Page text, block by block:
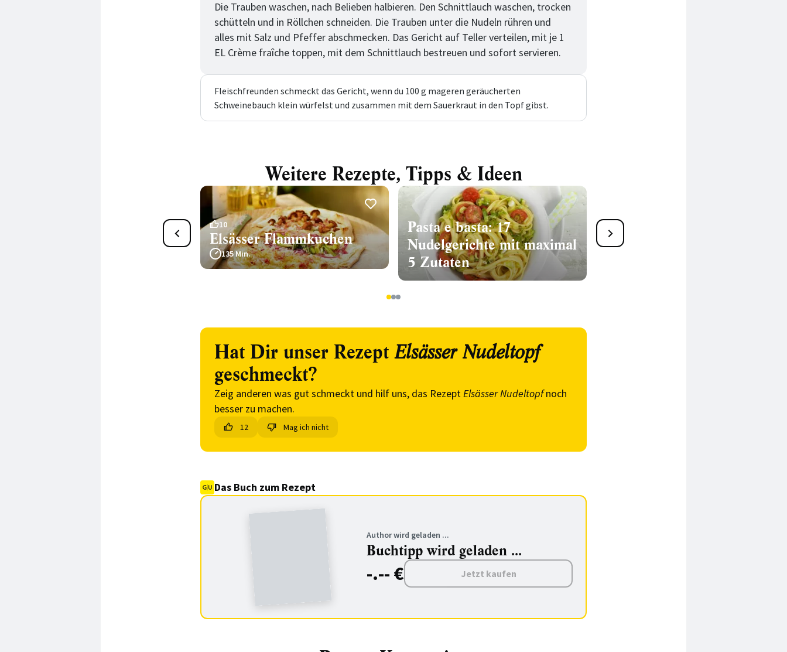
Die Trauben waschen, nach Belieben halbieren. Den Schnittlauch waschen, trocken
schütteln und in Röllchen schneiden. Die Trauben unter die Nudeln rühren und
alles mit Salz und Pfeffer abschmecken. Das Gericht auf Teller verteilen, mit je 1
EL Crème fraîche toppen, mit dem Schnittlauch bestreuen und sofort servieren.
Fleischfreunden schmeckt das Gericht, wenn du 100 g mageren geräucherten
Schweinebauch klein würfelst und zusammen mit dem Sauerkraut in den Topf gibst.
Weitere Rezepte, Tipps & Ideen
10
Elsässer Flammkuchen
135 Min.
Pasta e basta: 17
Nudelgerichte mit maximal
5 Zutaten
12 deftige
Sauerkrautsuppen
123
Hat Dir unser Rezept Elsässer Nudeltopf
geschmeckt?
Zeig anderen was gut schmeckt und hilf uns, das RezeptElsässer Nudeltopfnoch
besser zu machen.
12 Mag ich nicht
Das Buch zum Rezept
Author wird geladen ...
Buchtipp wird geladen ...
-.-- € Jetzt kaufen